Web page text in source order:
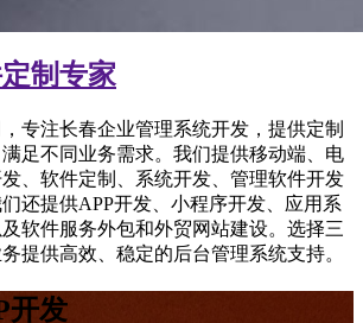
制专家
专注长春企业管理系统开发，提供定制
足不同业务需求。我们提供移动端、电
、软件定制、系统开发、管理软件开发
还提供APP开发、小程序开发、应用系
软件服务外包和外贸网站建设。选择三
提供高效、稳定的后台管理系统支持。
开发